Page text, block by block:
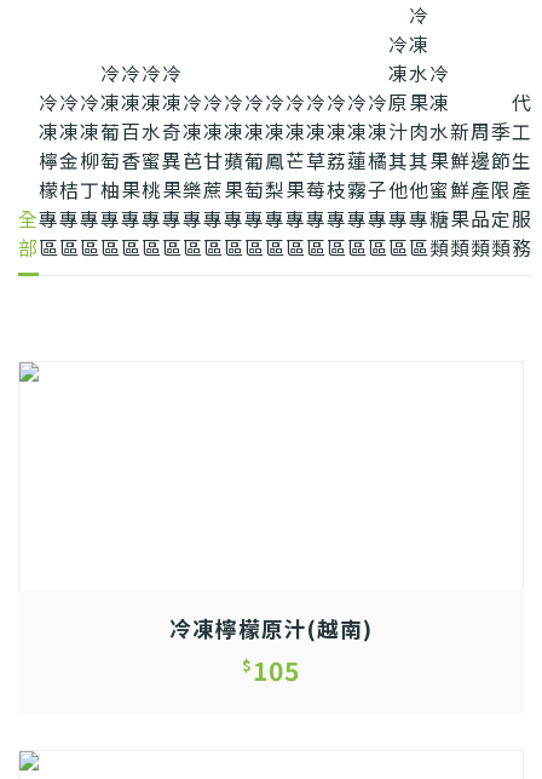
全
部
冷
凍
檸
檬
專
區
冷
凍
金
桔
專
區
冷
凍
柳
丁
專
區
冷
凍
葡
萄
柚
專
區
冷
凍
百
香
果
專
區
冷
凍
水
蜜
桃
專
區
冷
凍
奇
異
果
專
區
冷
凍
芭
樂
專
區
冷
凍
甘
蔗
專
區
冷
凍
蘋
果
專
區
冷
凍
葡
萄
專
區
冷
凍
鳳
梨
專
區
冷
凍
芒
果
專
區
冷
凍
草
莓
專
區
冷
凍
荔
枝
專
區
冷
凍
蓮
霧
專
區
冷
凍
橘
子
專
區
冷
凍
原
汁
其
他
專
區
冷
凍
水
果
肉
其
他
專
區
冷
凍
水
果
蜜
糖
類
新
鮮
鮮
果
類
周
邊
產
品
類
季
節
限
定
類
代
工
生
產
服
務
冷凍檸檬原汁(越南)
$105